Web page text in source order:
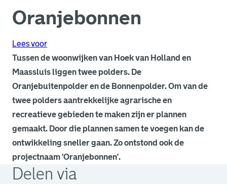
Oranjebonnen
Lees voor
Tussen de woonwijken van Hoek van Holland en
Maassluis liggen twee polders. De
Oranjebuitenpolder en de Bonnenpolder. Om van de
twee polders aantrekkelijke agrarische en
recreatieve gebieden te maken zijn er plannen
gemaakt. Door die plannen samen te voegen kan de
ontwikkeling sneller gaan. Zo ontstond ook de
projectnaam 'Oranjebonnen'.
Delen via